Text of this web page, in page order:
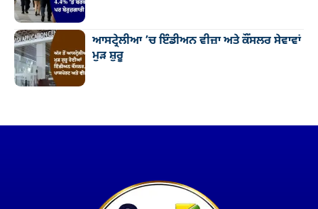
ਆਸਟ੍ਰੇਲੀਆ ’ਚ ਇੰਡੀਅਨ ਵੀਜ਼ਾ ਅਤੇ ਕੌਂਸਲਰ ਸੇਵਾਵਾਂ
ਮੁੜ ਸ਼ੁਰੂ